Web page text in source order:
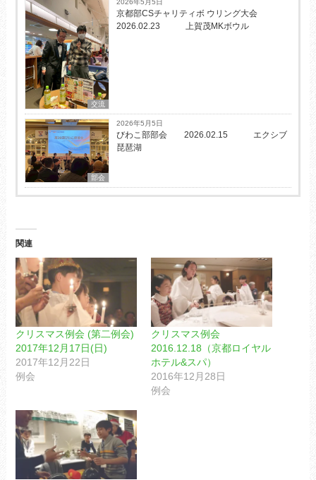
交流
京都部CSチャリティボ ウリング大会
2026.02.23 上賀茂MKボウル
部会
2026年5月5日
びわこ部部会 2026.02.15 エクシブ
琵琶湖
関連
クリスマス例会 (第二例会)
2017年12月17日(日)
2017年12月22日
例会
クリスマス例会
2016.12.18（京都ロイヤル
ホテル&スパ）
2016年12月28日
例会